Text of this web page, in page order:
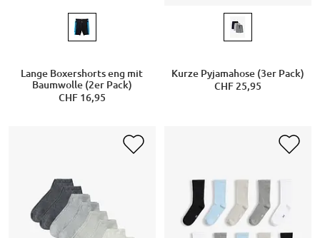
Lange Boxershorts eng mit
Baumwolle (2er Pack)
CHF 16,95
Kurze Pyjamahose (3er Pack)
CHF 25,95